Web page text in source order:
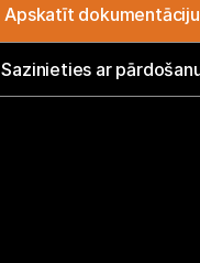
Apskatīt dokumentāciju
Sazinieties ar